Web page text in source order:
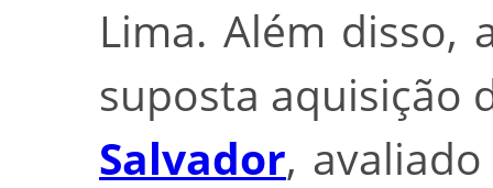
Lima. Além disso,
suposta aquisição
Salvador,